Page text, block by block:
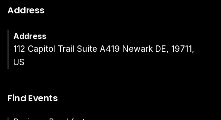
Address
Address
112 Capitol Trail Suite A419 Newark DE, 19711,
US
Find Events